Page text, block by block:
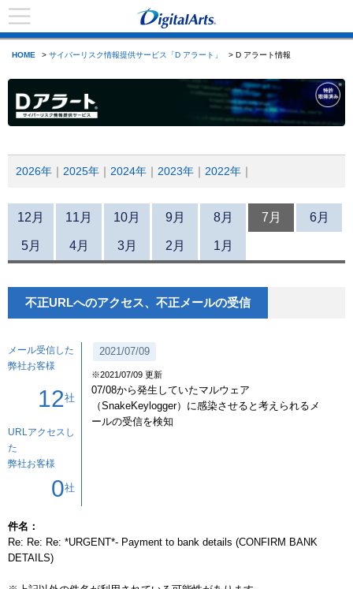
HOME > サイバーリスク情報提供サービス「D アラート」 > D アラート情報
2026年 2025年 2024年 2023年 2022年
12月 11月 10月 9月 8月 7月 6月
5月 4月 3月 2月 1月
不正URLへのアクセス、不正メールの受信
メール受信した
弊社お客様
12社
URLアクセスし
た
弊社お客様
0社
2021/07/09
※2021/07/09 更新
07/08から発生していたマルウェア
（SnakeKeylogger）に感染させると考えられるメ
ールの受信を検知
件名：
Re: Re: Re: *URGENT*- Payment to bank details (CONFIRM BANK
DETAILS)